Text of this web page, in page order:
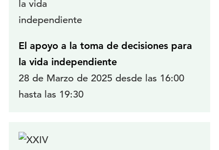
El apoyo a la toma de decisiones para
la vida independiente
28 de Marzo de 2025 desde las 16:00
hasta las 19:30